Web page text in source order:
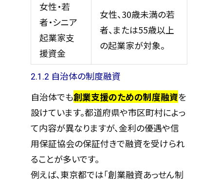
女性・若
者・シニア
起業家支
援資金
女性、30歳未満の若
者、または55歳以上
の起業家が対象。
2.1.2 自治体の制度融資
自治体でも創業支援のための制度融資を
設けています。都道府県や市区町村によっ
て内容が異なりますが、金利の優遇や信
用保証協会の保証付きで融資を受けられ
ることが多いです。
例えば、東京都では「創業融資あっせん制